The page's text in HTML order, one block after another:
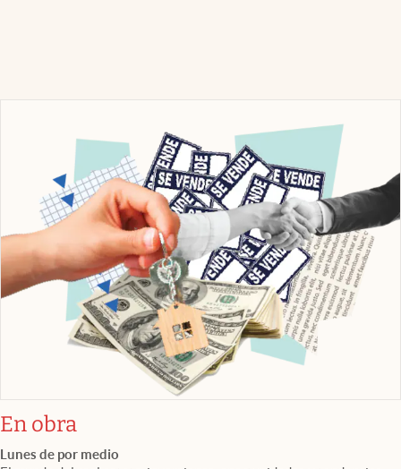
En obra
Lunes de por medio